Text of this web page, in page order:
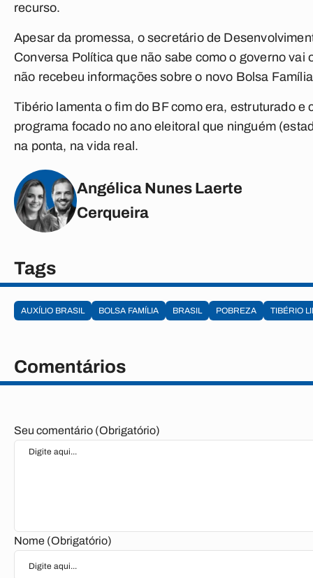
recurso.
Apesar da promessa, o secretário de
Conversa Política que não sabe como o governo vai
não recebeu informações sobre o novo Bolsa
Tibério lamenta o fim do BF como era, estruturado
programa focado no ano eleitoral que ninguém
na ponta, na vida real.
Angélica Nunes Laerte
Cerqueira
Tags
AUXÍLIO BRASIL BOLSA FAMÍLIA BRASIL POBREZA TIBÉRIO
Comentários
Seu comentário (Obrigatório)
Nome (Obrigatório)